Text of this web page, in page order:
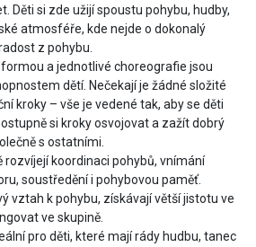
Děti si zde užijí spoustu pohybu, hudby,
atmosféře, kde nejde o dokonalý
z pohybu.
a jednotlivé choreografie jsou
dětí. Nečekají je žádné složité
kroky – vše je vedené tak, aby se děti
si kroky osvojovat a zažít dobrý
s ostatními.
rozvíjejí koordinaci pohybů, vnímání
soustředění i pohybovou paměť.
vztah k pohybu, získávají větší jistotu ve
ve skupině.
pro děti, které mají rády hudbu, tanec